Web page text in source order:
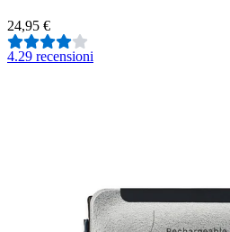
24,95 €
4.29 recensioni